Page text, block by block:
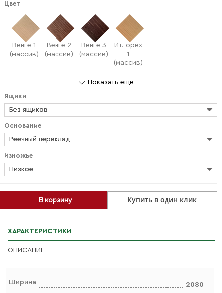
В корзину Купить в один клик
Цвет
Венге 1
(массив)
Венге 2
(массив)
Венге 3
(массив)
Ит. орех
1
(массив)
Показать еще
Ящики
Без ящиков
Основание
Реечный переклад
Изножье
Низкое
ХАРАКТЕРИСТИКИ
ОПИСАНИЕ
Ширина
2080